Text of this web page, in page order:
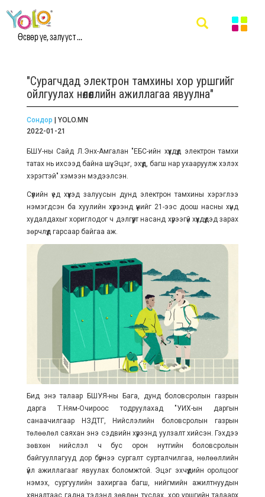
Өсвөр үе, залууст ...
"Сурагчдад электрон тамхины хор уршгийг
ойлгуулах нөлөөллийн ажиллагаа явуулна"
Сондор | YOLO.MN
2022-01-21
БШУ-ны Сайд Л.Энх-Амгалан "ЕБС-ийн хүүхдүүд электрон тамхи
татах нь ихсээд байна шүү. Эцэг, эхүүд, багш нар ухааруулж хэлэх
хэрэгтэй" хэмээн мэдээлсэн.
Сүүлийн үед хүүхэд залуусын дунд электрон тамхины хэрэглээ
нэмэгдсэн ба хуулийн хүрээнд үүнийг 21-ээс доош насны хүнд
худалдахыг хориглодог ч дэлгүүрт насанд хүрээгүй хүүхдүүдэд зарах
зөрчлүүд гарсаар байгаа аж.
Бид энэ талаар БШУЯ-ны Бага, дунд боловсролын газрын
дарга Т.Ням-Очироос тодруулахад "УИХ-ын даргын
санаачилгаар НЗДТГ, Нийслэлийн боловсролын газрын
төлөөлөл саяхан энэ сэдвийн хүрээнд уулзалт хийсэн. Гэхдээ
зөвхөн нийслэл ч бус орон нутгийн боловсролын
байгууллагууд дор бүрнээ сургалт сурталчилгаа, нөлөөллийн
үйл ажиллагааг явуулах боломжтой. Эцэг эхчүүдийн оролцоог
нэмэх, сургуулийн захиргаа багш, нийгмийн ажилтнуудын